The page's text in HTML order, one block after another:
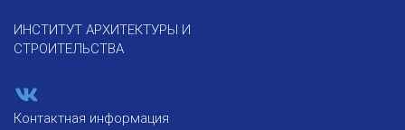
ИНСТИТУТ АРХИТЕКТУРЫ И
СТРОИТЕЛЬСТВА
Контактная информация